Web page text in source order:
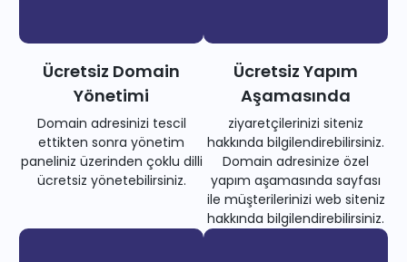
Ücretsiz Domain
Yönetimi
Domain adresinizi tescil
ettikten sonra yönetim
paneliniz üzerinden çoklu dilli
ücretsiz yönetebilirsiniz.
Ücretsiz Yapım
Aşamasında
ziyaretçilerinizi siteniz
hakkında bilgilendirebilirsiniz.
Domain adresinize özel
yapım aşamasında sayfası
ile müşterilerinizi web siteniz
hakkında bilgilendirebilirsiniz.